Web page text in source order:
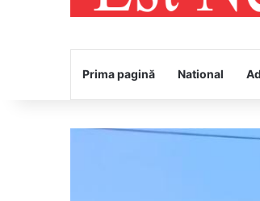
Prima pagină National